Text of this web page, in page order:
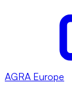
AGRA Europe